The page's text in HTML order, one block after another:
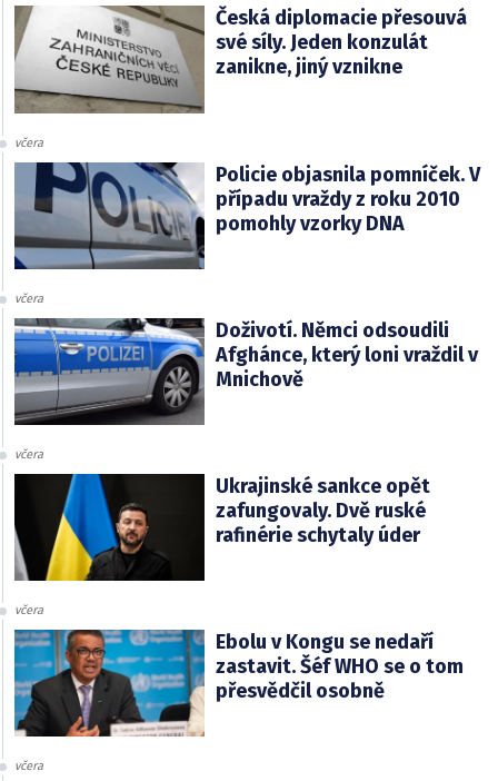
Česká diplomacie přesouvá
své síly. Jeden konzulát
zanikne, jiný vznikne
včera
Policie objasnila pomníček. V
případu vraždy z roku 2010
pomohly vzorky DNA
včera
Doživotí. Němci odsoudili
Afghánce, který loni vraždil v
Mnichově
včera
Ukrajinské sankce opět
zafungovaly. Dvě ruské
rafinérie schytaly úder
včera
Ebolu v Kongu se nedaří
zastavit. Šéf WHO se o tom
přesvědčil osobně
včera